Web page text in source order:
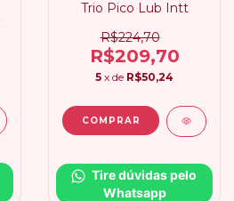
Trio Pico Lub Intt
R$224,70
R$209,70
5 x de R$50,24
Tire dúvidas pelo
Whatsapp